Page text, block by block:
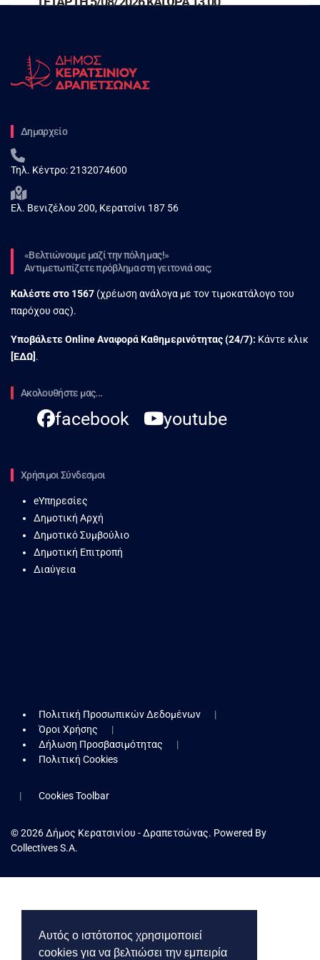
Δημαρχείο
Τηλ. Κέντρο:2132074600
Ελ. Βενιζέλου 200, Κερατσίνι 187 56
«Βελτιώνουμε μαζί την πόλη μας!»
Αντιμετωπίζετε πρόβλημα στη γειτονιά σας;
Καλέστε στο 1567 (χρέωση ανάλογα με τον τιμοκατάλογο του
παρόχου σας).
Υποβάλετε Online Αναφορά Kαθημερινότητας (24/7): Κάντε κλικ
[ΕΔΩ] .
Ακολουθήστε μας...
facebook youtube
Χρήσιμοι Σύνδεσμοι
eΥπηρεσίες
Δημοτική Αρχή
Δημοτικό Συμβούλιο
Δημοτική Επιτροπή
Διαύγεια
Πολιτική Προσωπικών Δεδομένων
Όροι Χρήσης
Δήλωση Προσβασιμότητας
Πολιτική Cookies
Cookies Toolbar
© 2026 Δήμος Κερατσινίου - Δραπετσώνας. Powered By
Collectives S.A.
Αυτός ο ιστότοπος χρησιμοποιεί
cookies για να βελτιώσει την εμπειρία